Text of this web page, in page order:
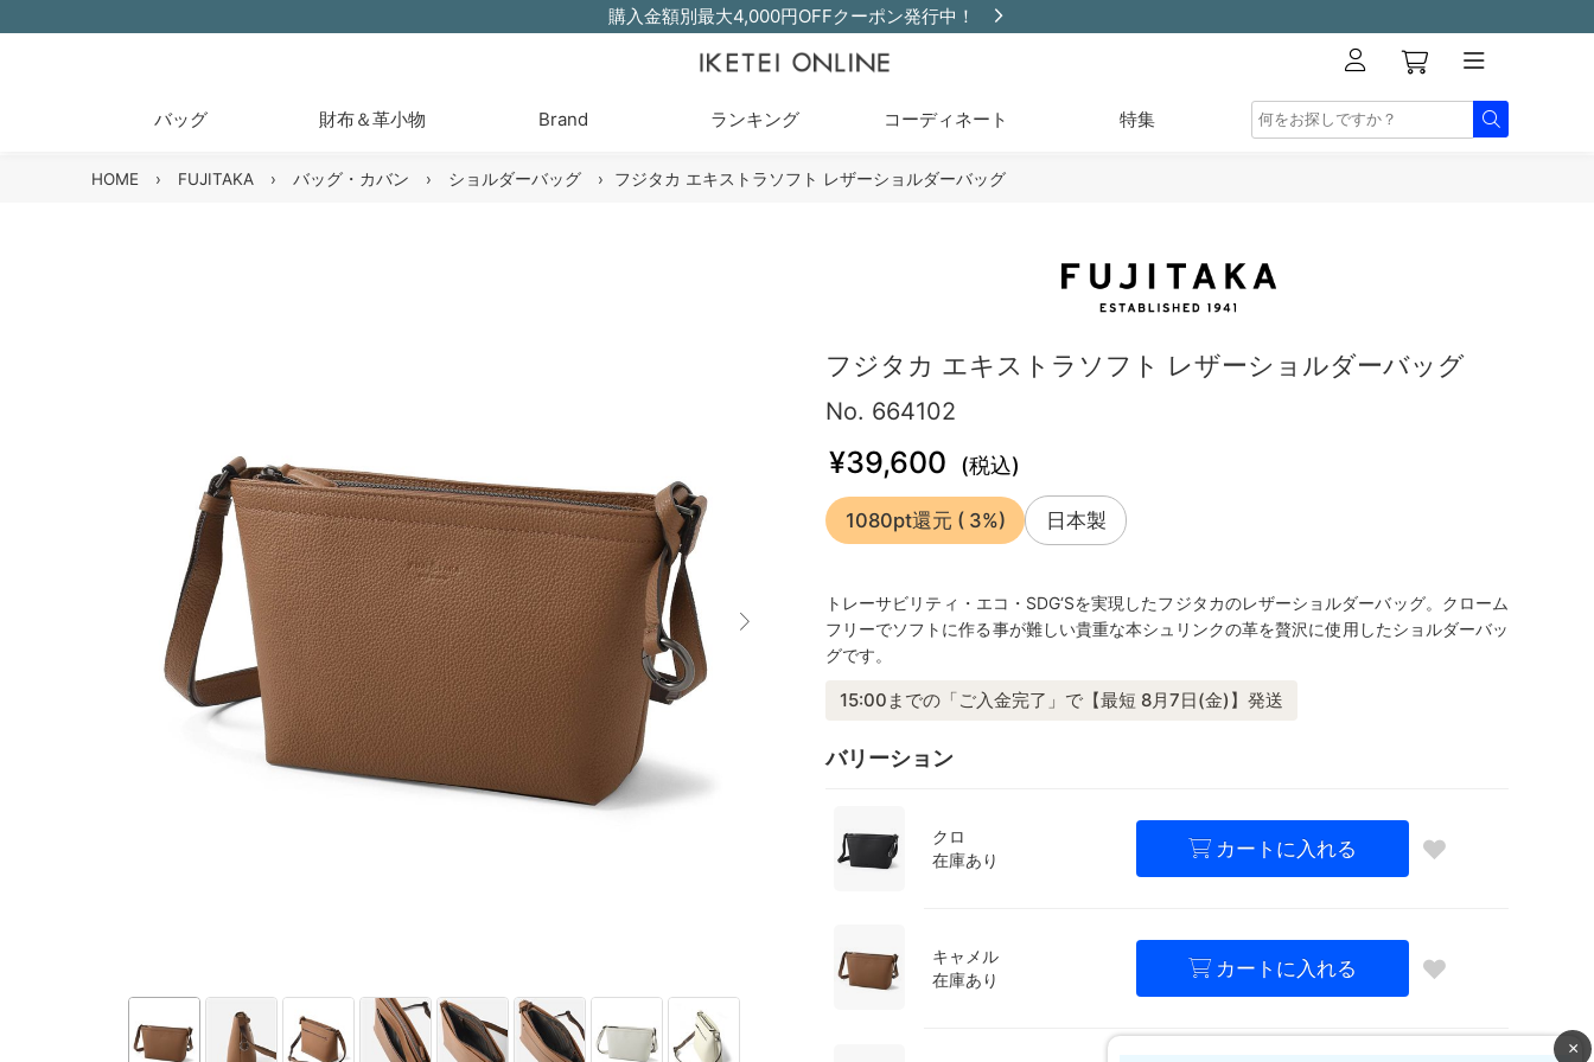
購入金額別最大4,000円OFFクーポン発行中！
バッグ 財布＆革小物 Brand ランキング コーディネート 特集
HOME › FUJITAKA › バッグ・カバン › ショルダーバッグ › フジタカ エキストラソフト レザーショルダーバッグ
フジタカ エキストラソフト レザーショルダーバッグ
No. 664102
¥39,600 (税込)
1080pt還元 ( 3%) 日本製
トレーサビリティ・エコ・SDG‘Sを実現したフジタカのレザーショルダーバッグ。クローム
フリーでソフトに作る事が難しい貴重な本シュリンクの革を贅沢に使用したショルダーバッ
グです。
15:00までの「ご入金完了」で【最短 8月7日(金)】発送
バリーション
クロ
在庫あり
カートに入れる
キャメル
在庫あり
カートに入れる